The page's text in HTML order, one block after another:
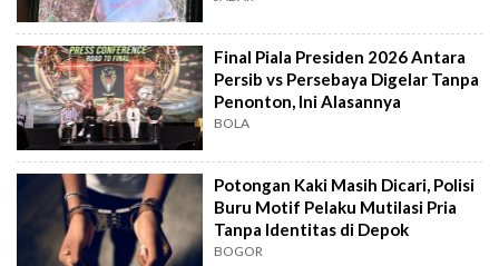
Final Piala Presiden 2026 Antara
Persib vs Persebaya Digelar Tanpa
Penonton, Ini Alasannya
BOLA
Potongan Kaki Masih Dicari, Polisi
Buru Motif Pelaku Mutilasi Pria
Tanpa Identitas di Depok
BOGOR